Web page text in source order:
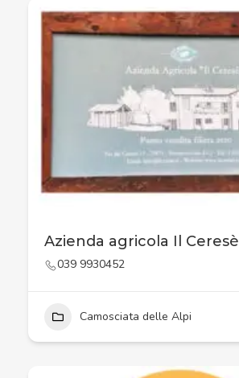
Azienda agricola Il Ceresè
039 9930452
Camosciata delle Alpi